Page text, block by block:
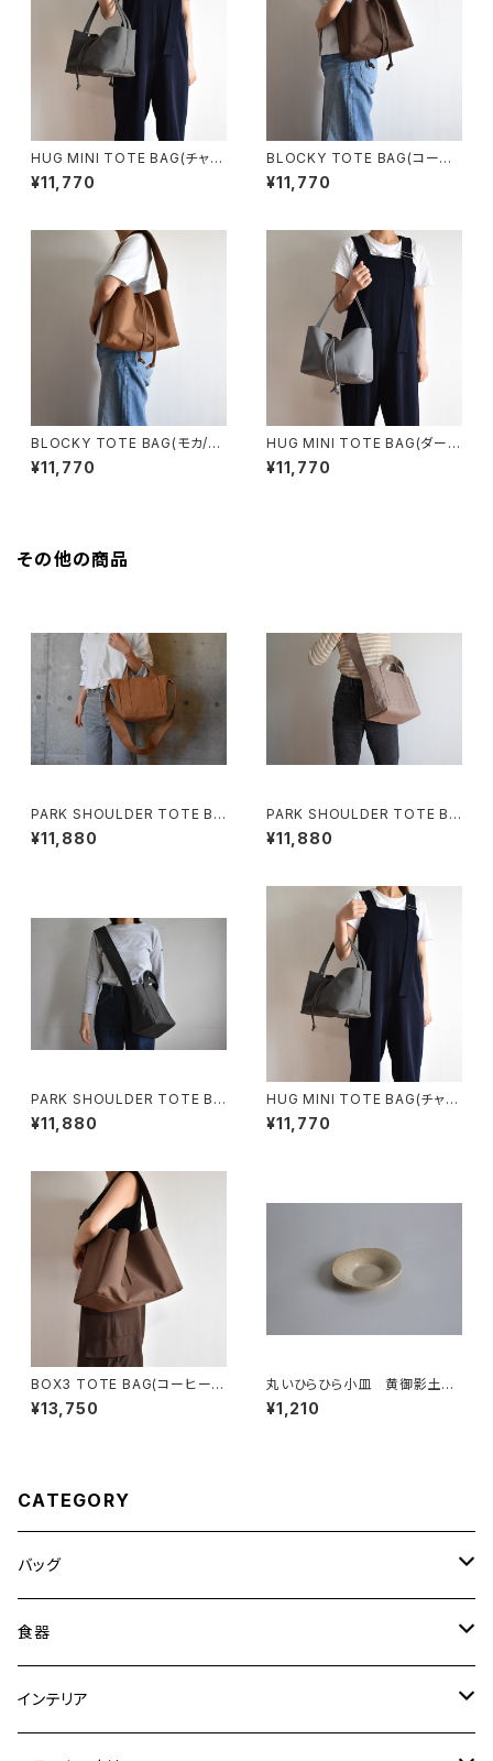
HUG MINI TOTE BAG(チャコ
ール/グレー)
¥11,770
BLOCKY TOTE BAG(コーヒ
ー/ブラウン)
¥11,770
BLOCKY TOTE BAG(モカ/ブ
ラウン)
¥11,770
HUG MINI TOTE BAG(ダーク
グレー)
¥11,770
その他の商品
PARK SHOULDER TOTE BA
G (モカ/ベージュ)
¥11,880
PARK SHOULDER TOTE BA
G (マットブラウン)
¥11,880
PARK SHOULDER TOTE BA
G (チャコール/グレー)
¥11,880
HUG MINI TOTE BAG(チャコ
ール/グレー)
¥11,770
BOX3 TOTE BAG(コーヒー/
ブラウン）
¥13,750
丸いひらひら小皿 黄御影土×
白失透釉
¥1,210
CATEGORY
バッグ
トートバッグ
ショルダーバッグ
食器
大皿
インテリア